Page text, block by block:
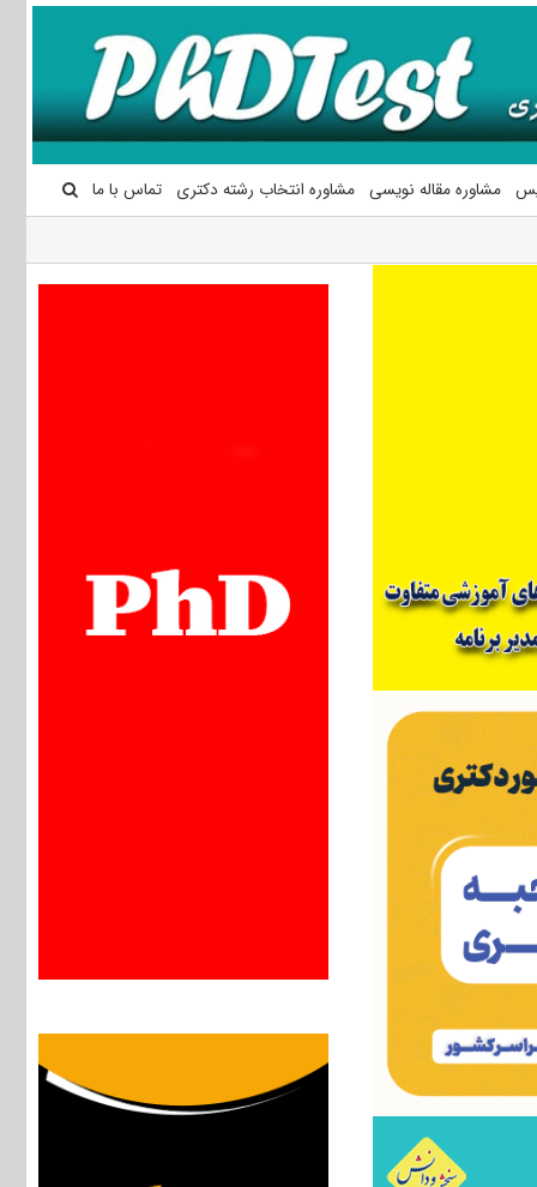
مشاوره مقاله نویسی مشاوره انتخاب رشته دکتری تماس با ما